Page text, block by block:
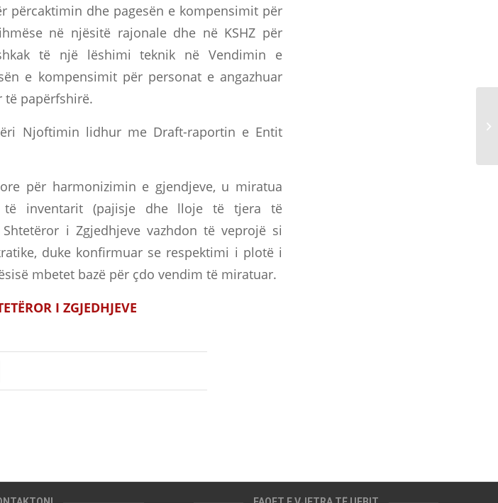
përcaktimin dhe pagesën e kompensimit për
në njësitë rajonale dhe në KSHZ për
të një lëshimi teknik në Vendimin e
e kompensimit për personat e angazhuar
të papërfshirë.
Njoftimin lidhur me Draft-raportin e Entit
për harmonizimin e gjendjeve, u miratua
të inventarit (pajisje dhe lloje të tjera të
i Zgjedhjeve vazhdon të veprojë si
duke konfirmuar se respektimi i plotë i
mbetet bazë për çdo vendim të miratuar.
I ZGJEDHJEVE